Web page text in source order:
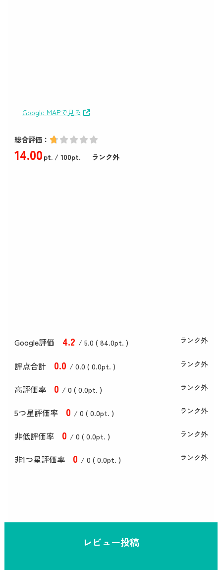
Google MAPで見る
総合評価：
14.00pt./ 100pt. ランク外
Google評価 4.2 / 5.0 ( 84.0pt. ) ランク外
評点合計 0.0 / 0.0 ( 0.0pt. ) ランク外
高評価率 0 / 0 ( 0.0pt. ) ランク外
5つ星評価率 0 / 0 ( 0.0pt. ) ランク外
非低評価率 0 / 0 ( 0.0pt. ) ランク外
非1つ星評価率 0 / 0 ( 0.0pt. ) ランク外
レビュー投稿